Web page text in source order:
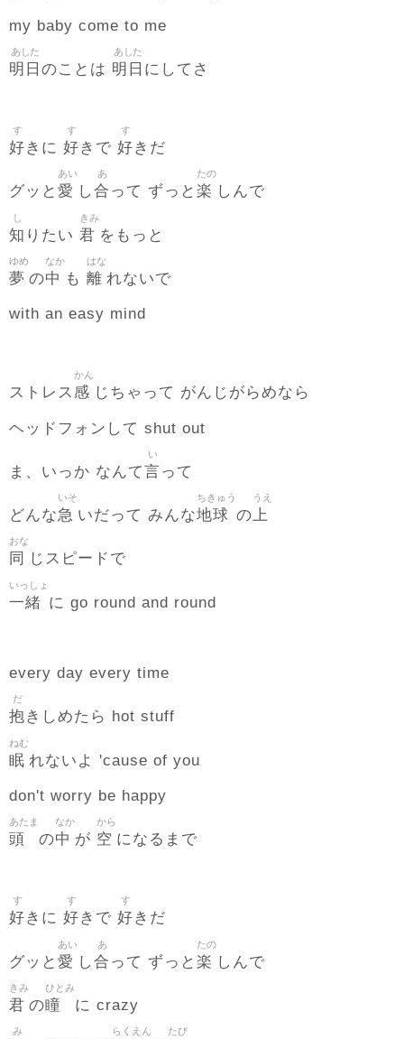
my baby come to me
明日
あした
のことは 明日
あした
にしてさ
好
す
きに 好
す
きで 好
す
きだ
グッと 愛
あい
し合
あ
って ずっと 楽
たの
しんで
知
し
りたい 君
きみ
をもっと
夢
ゆめ
の中
なか
も 離
はな
れないで
with an easy mind
ストレス 感
かん
じちゃって がんじがらめなら
ヘッドフォンして shut out
ま、いっか なんて言
い
って
どんな急
いそ
いだって みんな地球
ちきゅう
の上
うえ
同
おな
じスピードで
一緒
いっしょ
に go round and round
every day every time
抱
だ
きしめたら hot stuff
眠
ねむ
れないよ 'cause of you
don't worry be happy
頭
あたま
の中
なか
が 空
から
になるまで
好
す
きに 好
す
きで 好
す
きだ
グッと 愛
あい
し合
あ
って ずっと 楽
たの
しんで
君
きみ
の瞳
ひとみ
に crazy
み らくえん たび